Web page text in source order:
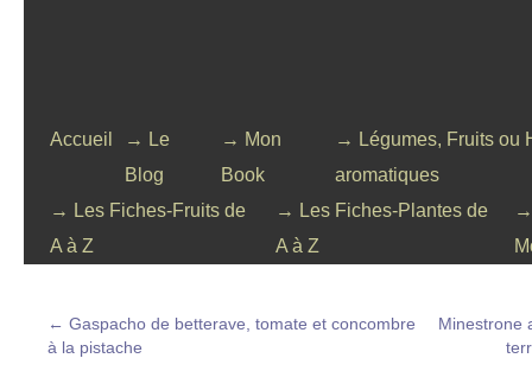
Accueil
→ Le
Blog
→ Mon
Book
→ Légumes, Fruits ou
aromatiques
→ Les Fiches-Fruits de
A à Z
→ Les Fiches-Plantes de
A à Z
→
← Gaspacho de betterave, tomate et concombre
à la pistache
Minestrone